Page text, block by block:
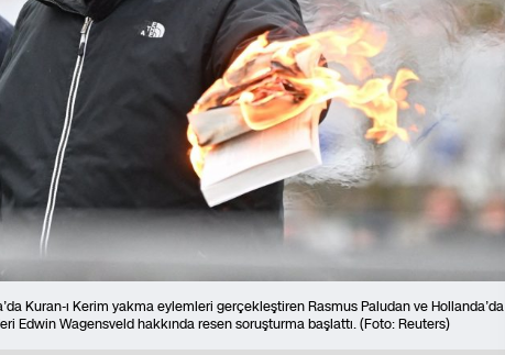
Kuran-ı Kerim yakma eylemleri gerçekleştiren Rasmus Paludan ve Hollanda’da
Edwin Wagensveld hakkında resen soruşturma başlattı. (Foto: Reuters)